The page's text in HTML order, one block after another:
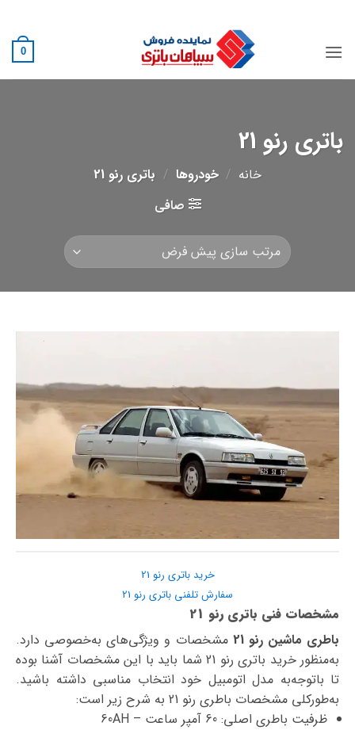
content
0
باتری رنو 21
خانه / خودروها / باتری رنو 21
صافی
خرید باتری رنو 21
سفارش تلفنی باتری رنو 21
مشخصات فنی باتری رنو 21
باطری ماشین رنو 21
مشخصات و ویژگی‌های به‌خصوصی دارد.
به‌منظور خرید باتری رنو 21 شما باید با این مشخصات آشنا بوده
تا با‌توجه‌به مدل اتومبیل خود انتخاب مناسبی داشته باشید.
به‌طورکلی مشخصات باطری رنو 21 به شرح زیر است:
ظرفیت باطری اصلی: 60 آمپر ساعت – 60AH